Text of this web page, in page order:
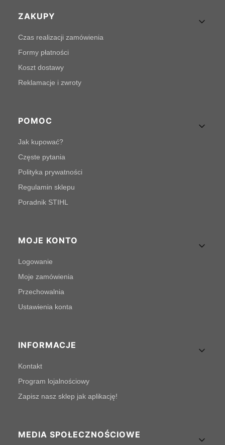
Linki w stopce
ZAKUPY
Czas realizacji zamówienia
Formy płatności
Koszt dostawy
Reklamacje i zwroty
POMOC
Jak kupować?
Częste pytania
Polityka prywatności
Regulamin sklepu
Poradnik STIHL
MOJE KONTO
Logowanie
Moje zamówienia
Przechowalnia
Ustawienia konta
INFORMACJE
Kontakt
Program lojalnościowy
Zapisz nasz sklep jak aplikację!
MEDIA SPOŁECZNOŚCIOWE